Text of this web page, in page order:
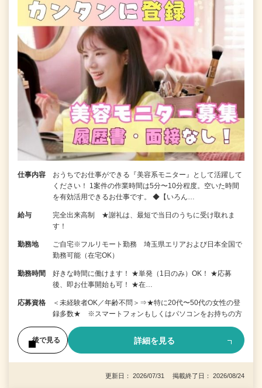
仕事内容
おうちでお仕事ができる『美容系モニター』として活躍して
ください！ 1案件の作業時間は5分〜10分程度。空いた時間
を有効活用できるお仕事です。 ◆【いろん…
給与
完全出来高制 ★謝礼は、最短で当日のうちに受け取れま
す！
勤務地
ご自宅※フルリモート勤務 埼玉県エリアおよび日本全国で
勤務可能（在宅OK）
勤務時間
好きな時間に働けます！ ★単発（1日のみ）OK！ ★応募
後、即お仕事開始も可！ ★在…
応募資格
＜未経験者OK／年齢不問＞⇒★特に20代〜50代の女性の登
録多数★ ※スマートフォンもしくはパソコンをお持ちの方
後で見る 詳細を見る
更新日： 2026/07/31 掲載終了日： 2026/08/24